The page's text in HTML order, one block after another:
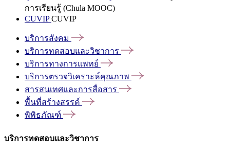
การเรียนรู้ (Chula MOOC)
CUVIPCUVIP
บริการสังคม
บริการทดสอบและวิชาการ
บริการทางการแพทย์
บริการตรวจวิเคราะห์คุณภาพ
สารสนเทศและการสื่อสาร
พื้นที่สร้างสรรค์
พิพิธภัณฑ์
บริการทดสอบและวิชาการ